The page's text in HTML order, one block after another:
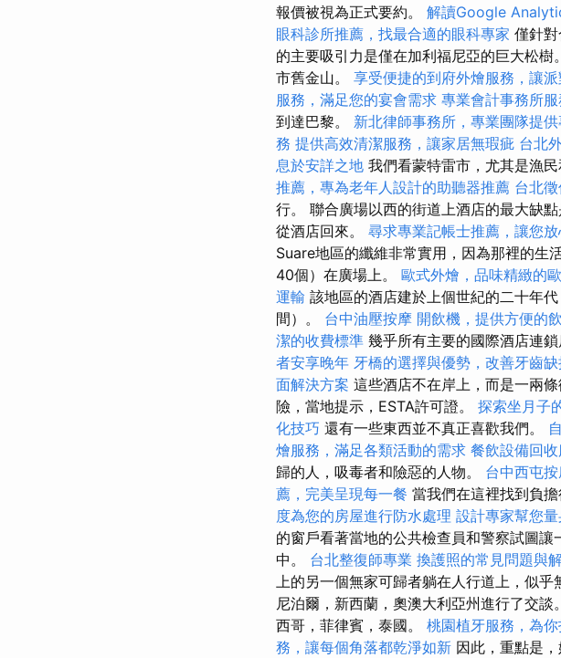
報價被視為正式要約。 解讀Google
眼科診所推薦，找最合適的眼科專家 僅針
的主要吸引力是僅在加利福尼亞的巨大松樹
市舊金山。 享受便捷的到府外燴服務，讓
服務，滿足您的宴會需求 專業會計事務所服
到達巴黎。 新北律師事務所，專業團隊提
務 提供高效清潔服務，讓家居無瑕疵 台北
息於安詳之地 我們看蒙特雷市，尤其是漁
推薦，專為老年人設計的助聽器推薦 台北
行。 聯合廣場以西的街道上酒店的最大缺
從酒店回來。 尋求專業記帳士推薦，讓您
Suare地區的纖維非常實用，因為那裡的生
40個）在廣場上。 歐式外燴，品味精緻的
運輸 該地區的酒店建於上個世紀的二十年
間）。 台中油壓按摩 開飲機，提供方便的
潔的收費標準 幾乎所有主要的國際酒店連
者安享晚年 牙橋的選擇與優勢，改善牙齒缺
面解決方案 這些酒店不在岸上，而是一兩
險，當地提示，ESTA許可證。 探索坐月子
化技巧 還有一些東西並不真正喜歡我們。
燴服務，滿足各類活動的需求 餐飲設備回
歸的人，吸毒者和險惡的人物。 台中西屯
薦，完美呈現每一餐 當我們在這裡找到負
度為您的房屋進行防水處理 設計專家幫您
的窗戶看著當地的公共檢查員和警察試圖
中。 台北整復師專業 換護照的常見問題與
上的另一個無家可歸者躺在人行道上，似
尼泊爾，新西蘭，奧澳大利亞州進行了交談
西哥，菲律賓，泰國。 桃園植牙服務，為
務，讓每個角落都乾淨如新 因此，重點是